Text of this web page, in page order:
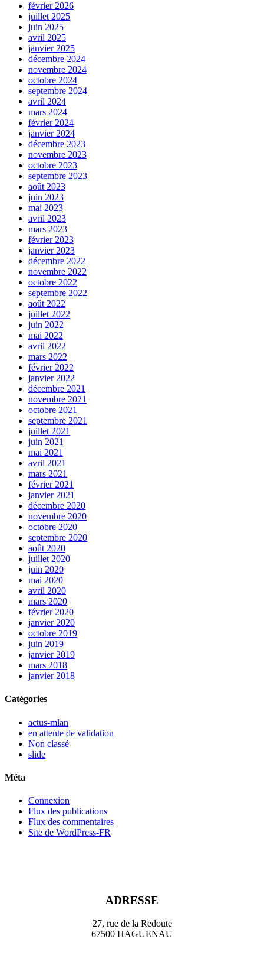
février 2026
juillet 2025
juin 2025
avril 2025
janvier 2025
décembre 2024
novembre 2024
octobre 2024
septembre 2024
avril 2024
mars 2024
février 2024
janvier 2024
décembre 2023
novembre 2023
octobre 2023
septembre 2023
août 2023
juin 2023
mai 2023
avril 2023
mars 2023
février 2023
janvier 2023
décembre 2022
novembre 2022
octobre 2022
septembre 2022
août 2022
juillet 2022
juin 2022
mai 2022
avril 2022
mars 2022
février 2022
janvier 2022
décembre 2021
novembre 2021
octobre 2021
septembre 2021
juillet 2021
juin 2021
mai 2021
avril 2021
mars 2021
février 2021
janvier 2021
décembre 2020
novembre 2020
octobre 2020
septembre 2020
août 2020
juillet 2020
juin 2020
mai 2020
avril 2020
mars 2020
février 2020
janvier 2020
octobre 2019
juin 2019
janvier 2019
mars 2018
janvier 2018
Catégories
actus-mlan
en attente de validation
Non classé
slide
Méta
Connexion
Flux des publications
Flux des commentaires
Site de WordPress-FR
ADRESSE
27, rue de la Redoute
67500 HAGUENAU